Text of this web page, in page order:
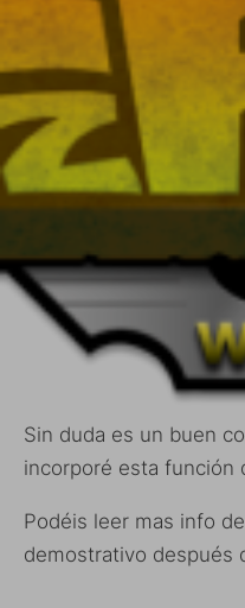
Sin duda es un buen
incorporé esta función
Podéis leer mas info
demostrativo después